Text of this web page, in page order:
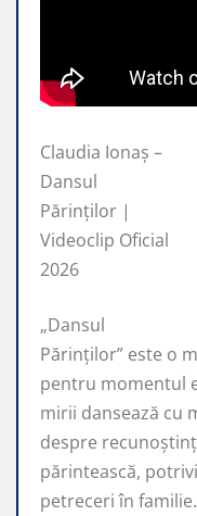
Claudia Ionaș –
Dansul
Părinților |
Videoclip Oficial
2026
„Dansul
Părinților” este o
pentru momentul
mirii dansează cu
despre
părintească,
petreceri în